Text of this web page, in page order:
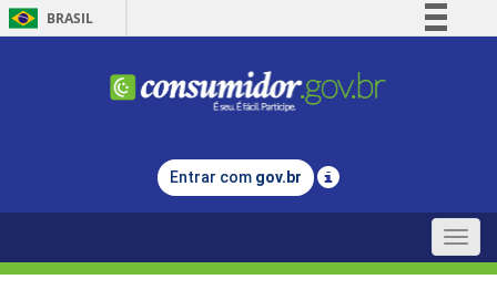
BRASIL
Comunica BR
Legislação
Entrar com gov.br
Toggle